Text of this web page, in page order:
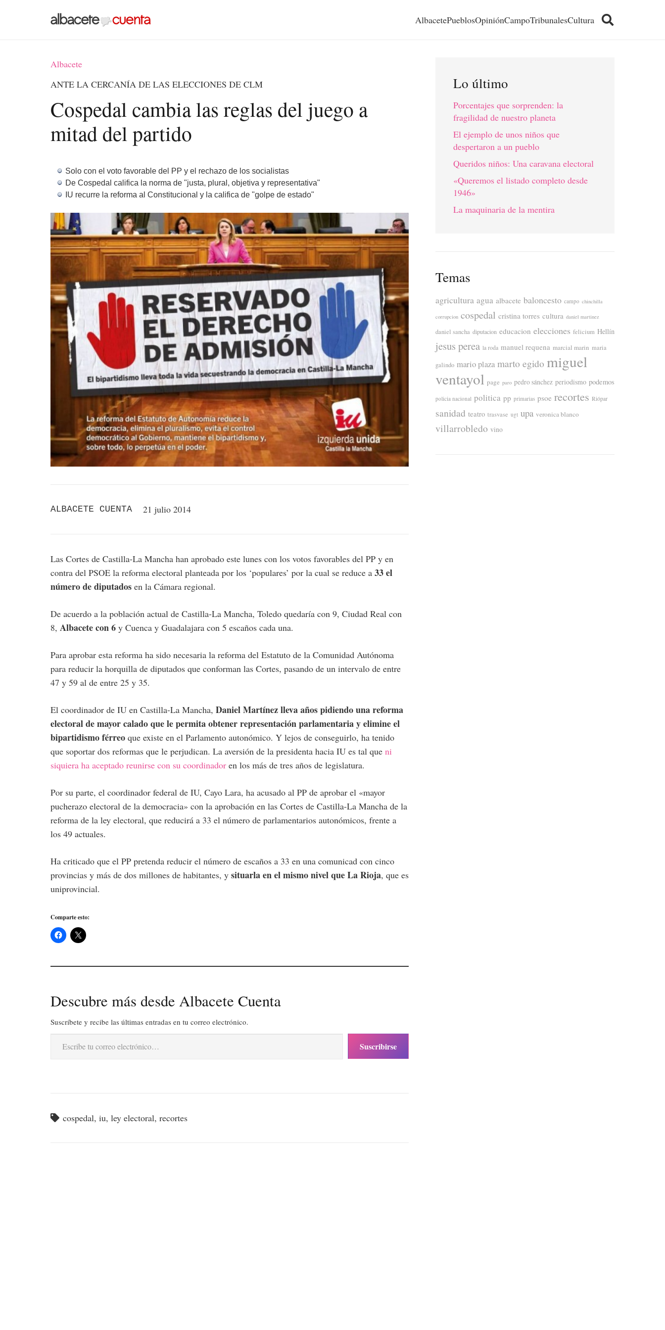
AlbacetePueblosOpiniónCampoTribunalesCultura
Albacete
ANTE LA CERCANÍA DE LAS ELECCIONES DE CLM
Cospedal cambia las reglas del juego a
mitad del partido
Solo con el voto favorable del PP y el rechazo de los socialistas
De Cospedal califica la norma de "justa, plural, objetiva y representativa"
IU recurre la reforma al Constitucional y la califica de "golpe de estado"
ALBACETE CUENTA 21 julio 2014
Las Cortes de Castilla-La Mancha han aprobado este lunes con los votos favorables del PP y en
contra del PSOE la reforma electoral planteada por los ‘populares’ por la cual se reduce a 33 el
número de diputados en la Cámara regional.
De acuerdo a la población actual de Castilla-La Mancha, Toledo quedaría con 9, Ciudad Real con
8, Albacete con 6 y Cuenca y Guadalajara con 5 escaños cada una.
Para aprobar esta reforma ha sido necesaria la reforma del Estatuto de la Comunidad Autónoma
para reducir la horquilla de diputados que conforman las Cortes, pasando de un intervalo de entre
47 y 59 al de entre 25 y 35.
El coordinador de IU en Castilla-La Mancha, Daniel Martínez lleva años pidiendo una reforma
electoral de mayor calado que le permita obtener representación parlamentaria y elimine el
bipartidismo férreo que existe en el Parlamento autonómico. Y lejos de conseguirlo, ha tenido
que soportar dos reformas que le perjudican. La aversión de la presidenta hacia IU es tal que ni
siquiera ha aceptado reunirse con su coordinador en los más de tres años de legislatura.
Por su parte, el coordinador federal de IU, Cayo Lara, ha acusado al PP de aprobar el «mayor
pucherazo electoral de la democracia» con la aprobación en las Cortes de Castilla-La Mancha de la
reforma de la ley electoral, que reducirá a 33 el número de parlamentarios autonómicos, frente a
los 49 actuales.
Ha criticado que el PP pretenda reducir el número de escaños a 33 en una comunicad con cinco
provincias y más de dos millones de habitantes, y situarla en el mismo nivel que La Rioja, que es
uniprovincial.
Comparte esto:
Descubre más desde Albacete Cuenta
Suscríbete y recibe las últimas entradas en tu correo electrónico.
Escribe tu correo electrónico…
Suscribirse
cospedal,iu,ley electoral,recortes
Lo último
Porcentajes que sorprenden: la
fragilidad de nuestro planeta
El ejemplo de unos niños que
despertaron a un pueblo
Queridos niños: Una caravana electoral
«Queremos el listado completo desde
1946»
La maquinaria de la mentira
Temas
agricultura agua albacete baloncesto campo chinchilla
corrupcion cospedal cristina torres cultura daniel martinez
daniel sancha diputacion educacion elecciones felicium Hellín
jesus perea la roda manuel requena marcial marin maria
galindo mario plaza marto egido miguel
ventayol page paro pedro sánchez periodismo podemos
policia nacional politica pp primarias psoe recortes Riópar
sanidad teatro trasvase ugt upa veronica blanco
villarrobledo vino